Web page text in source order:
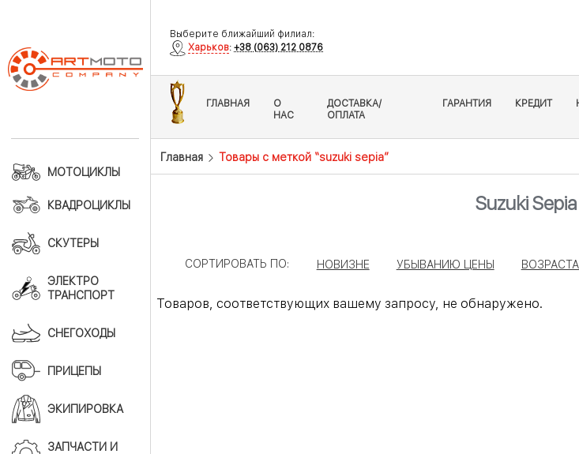
Выберите ближайший филиал:
Харьков: +38 (063) 212 0876
ГЛАВНАЯ
О
НАС
ДОСТАВКА/
ОПЛАТА
ГАРАНТИЯ КРЕДИТ
МОТОЦИКЛЫ
КВАДРОЦИКЛЫ
СКУТЕРЫ
ЭЛЕКТРО
ТРАНСПОРТ
СНЕГОХОДЫ
ПРИЦЕПЫ
ЭКИПИРОВКА
ЗАПЧАСТИ И
Главная Товары с меткой “suzuki sepia”
Suzuki Sepia
СОРТИРОВАТЬ ПО: НОВИЗНЕ УБЫВАНИЮ ЦЕНЫ
Товаров, соответствующих вашему запросу, не обнаружено.